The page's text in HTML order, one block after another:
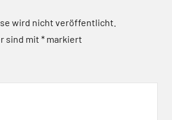
wird nicht veröffentlicht.
sind mit * markiert